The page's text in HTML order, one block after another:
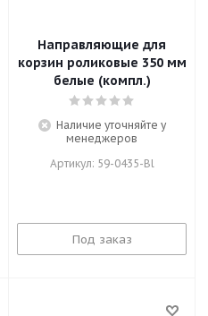
Направляющие для
корзин роликовые 350 мм
белые (компл.)
Наличие уточняйте у
менеджеров
Артикул: 59-0435-Bl
Под заказ